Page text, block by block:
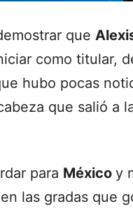
que
como titular,
hubo pocas
que salió a
para México y
las gradas que